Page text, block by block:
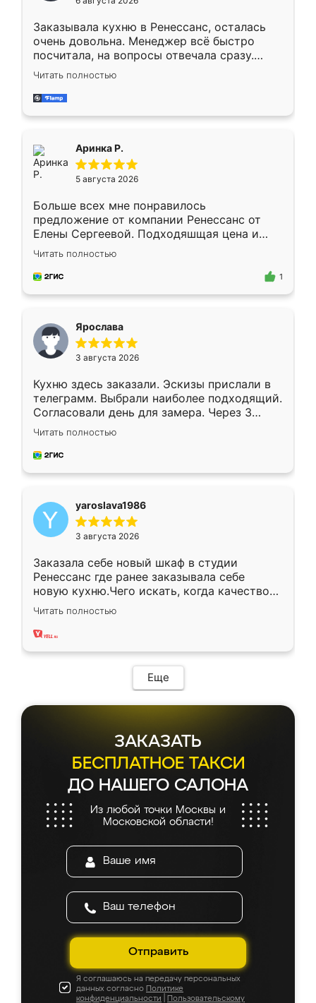
мебели буду заказывать только здесь.
Заказывала кухню в Ренессанс, осталась
очень довольна. Менеджер всё быстро
посчитала, на вопросы отвечала сразу.
Замерщик приехал в субботу, подошёл к
делу со всей ответственностью. Собрали
за день, ребята работали аккуратно, даже
Читать полностью
Аринка Р.
5 августа 2026
Больше всех мне понравилось
предложение от компании Ренессанс от
Елены Сергеевой. Подходяшщая цена и
короткие сроки изготовления. Приехавший
для замера сотрудник Владислав
предложил по моему эскизу самый
Читать полностью
1
Ярослава
3 августа 2026
Кухню здесь заказали. Эскизы прислали в
телеграмм. Выбрали наиболее подходящий.
Согласовали день для замера. Через 3
недели кухня была уже готова. Остались
довольны работой. Спасибо Ренессанс
мебель за качественную работу!
Читать полностью
yaroslava1986
3 августа 2026
Заказала себе новый шкаф в студии
Ренессанс где ранее заказывала себе
новую кухню.Чего искать, когда качеством
вполне довольна. Служит кухня уже почти
два года, нареканий нет.
Читать полностью
Еще
ЗАКАЗАТЬ
БЕСПЛАТНОЕ ТАКСИ
ДО НАШЕГО САЛОНА
Из любой точки Москвы и
Московской области!
Отправить
Я соглашаюсь на передачу персональных
данных согласно Политике
конфиденциальности
Пользовательскому